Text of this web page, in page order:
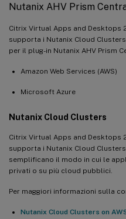
Nutanix AHV Prism
Citrix Virtual Apps and Desktops
supporta i Nutanix Cloud
per il plug-in Nutanix AHV Prism
Amazon Web Services (AWS)
Microsoft Azure
Nutanix Cloud Clusters
Citrix Virtual Apps and Desktops
supporta i Nutanix Cloud
semplificano il modo in cui le
privati o su più cloud pubblici.
Per maggiori informazioni sulla
Nutanix Cloud Clusters on